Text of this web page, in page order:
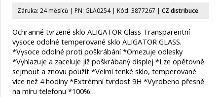
Záruka: 24 měsíců | PN: GLA0254| Kód: 3877267 | CZ distribuce
Ochranné tvrzené sklo ALIGATOR Glass Transparentní
vysoce odolné temperované sklo ALIGATOR GLASS.
*Vysoce odolné proti poškrábání *Omezuje odlesky
*Vyhlazuje a zaceluje již poškrábaný displej *Lze opětovně
sejmout a znovu použít *Velmi tenké sklo, temperované
více než 4 hodiny *Extrémní tvrdost 9H *Vyrobeno přesně
na míru telefonu *100%…